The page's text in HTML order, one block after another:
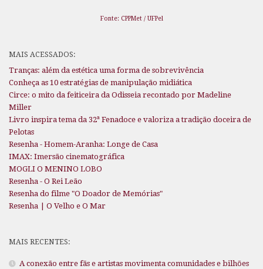
Fonte: CPPMet / UFPel
MAIS ACESSADOS:
Tranças: além da estética uma forma de sobrevivência
Conheça as 10 estratégias de manipulação midiática
Circe: o mito da feiticeira da Odisseia recontado por Madeline
Miller
Livro inspira tema da 32ª Fenadoce e valoriza a tradição doceira de
Pelotas
Resenha - Homem-Aranha: Longe de Casa
IMAX: Imersão cinematográfica
MOGLI O MENINO LOBO
Resenha - O Rei Leão
Resenha do filme "O Doador de Memórias"
Resenha | O Velho e O Mar
MAIS RECENTES:
A conexão entre fãs e artistas movimenta comunidades e bilhões